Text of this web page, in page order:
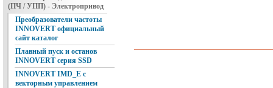
(ПЧ / УПП) - Электропривод
Преобразователи частоты
INNOVERT официальный
сайт каталог
Плавный пуск и останов
INNOVERT серия SSD
INNOVERT IMD_E с
векторным управлением